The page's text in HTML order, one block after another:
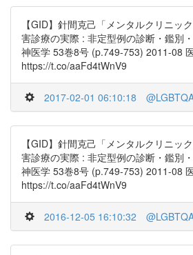
【GID】針間克己「メンタルクリニッ
害診療の実際 : 非定型例の診断・鑑別
神医学 53巻8号 (p.749-753) 2011-08
https://t.co/aaFd4tWnV9
2017-02-01 06:10:18
【GID】針間克己「メンタルクリニッ
害診療の実際 : 非定型例の診断・鑑別
神医学 53巻8号 (p.749-753) 2011-08
https://t.co/aaFd4tWnV9
2016-12-05 16:10:32